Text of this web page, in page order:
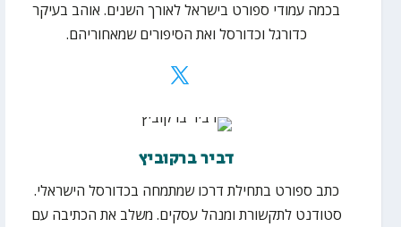
בכמה עמודי ספורט בישראל לאורך השנים. אוהב בעיקר
כדורגל וכדורסל ואת הסיפורים שמאחוריהם.
דביר ברקוביץ
כתב ספורט בתחילת דרכו שמתמחה בכדורסל הישראלי.
סטודנט לתקשורת ומנהל עסקים. משלב את הכתיבה עם